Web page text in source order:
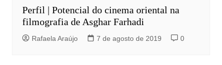
Perfil | Potencial do cinema oriental na
filmografia de Asghar Farhadi
Rafaela Araújo 7 de agosto de 2019 0